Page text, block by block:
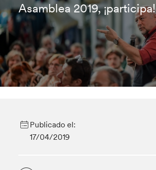
Asamblea 2019, ¡participa!
Publicado el:
17/04/2019